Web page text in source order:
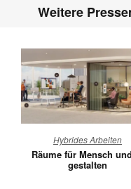
Weitere
für
Mensch
Hybrides Arbeiten
Räume für Mensch
gestalten